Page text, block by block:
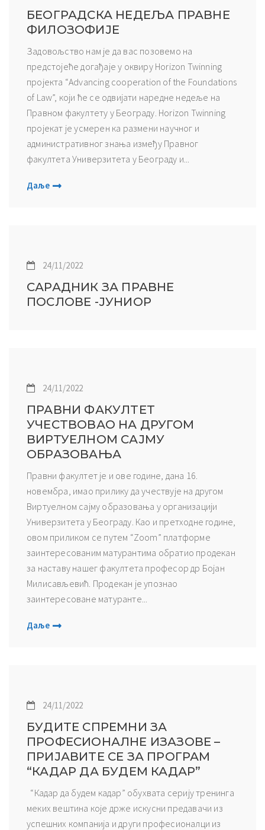
БЕОГРАДСКА НЕДЕЉА ПРАВНЕ
ФИЛОЗОФИЈЕ
Задовољство нам је да вас позовемо на
предстојеће догађаје у оквиру Horizon Twinning
пројекта “Advancing cooperation of the Foundations
of Law”, који ће се одвијати наредне недеље на
Правном факултету у Београду. Horizon Twinning
пројекат је усмерен ка размени научног и
административног знања између Правног
факултета Универзитета у Београду и...
Даље
24/11/2022
САРАДНИК ЗА ПРАВНЕ
ПОСЛОВЕ -ЈУНИОР
24/11/2022
ПРАВНИ ФАКУЛТЕТ
УЧЕСТВОВАО НА ДРУГОМ
ВИРТУЕЛНОМ САЈМУ
ОБРАЗОВАЊА
Правни факултет је и ове године, дана 16.
новембра, имао прилику да учествује на другом
Виртуелном сајму образовања у организацији
Универзитета у Београду. Као и претходне године,
овом приликом се путем “Zoom” платформе
заинтересованим матурантима обратио продекан
за наставу нашег факултета професор др Бојан
Милисављевић. Продекан је упознао
заинтересоване матуранте...
Даље
24/11/2022
БУДИТЕ СПРЕМНИ ЗА
ПРОФЕСИОНАЛНЕ ИЗАЗОВЕ –
ПРИЈАВИТЕ СЕ ЗА ПРОГРАМ
“КАДАР ДА БУДЕМ КАДАР”
“Кадар да будем кадар” обухвата серију тренинга
меких вештина које држе искусни предавачи из
успешних компанија и други професионалци из